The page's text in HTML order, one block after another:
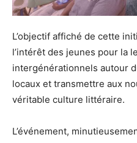
L’objectif affiché de cette
l’intérêt des jeunes pour la
intergénérationnels autour
locaux et transmettre aux
véritable culture littéraire.
L’événement,